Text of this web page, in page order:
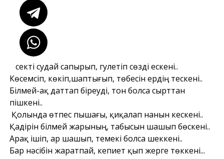
Өсекті судай сапырып, гулетіп сөзді ескені..
Көсемсіп, көкіп,шаптығып, төбесін ердің тескені..
Білмей-ақ даттап біреуді, тон болса сырттан
пішкені..
Қолында өтпес пышағы, қиқалап нанын кескені..
Қадірін білмей жарының, табысын шашып бөскені..
Арақ ішіп, ар шашып, темекі болса шеккені..
Бар нəсібін жаратпай, кепиет қып жерге төккені...